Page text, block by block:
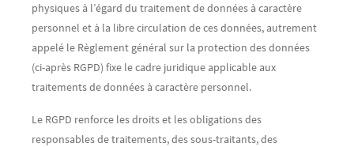
physiques à l’égard du traitement de données à caractère
personnel et à la libre circulation de ces données, autrement
appelé le Règlement général sur la protection des données
(ci-après RGPD) fixe le cadre juridique applicable aux
traitements de données à caractère personnel.
Le RGPD renforce les droits et les obligations des
responsables de traitements, des sous-traitants, des